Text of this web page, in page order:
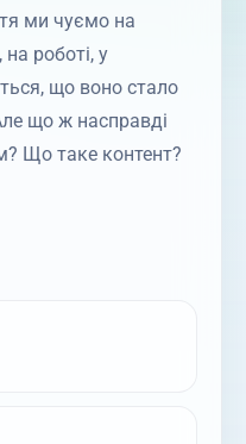
ми чуємо на
на роботі, у
що воно стало
що ж насправді
Що таке контент?